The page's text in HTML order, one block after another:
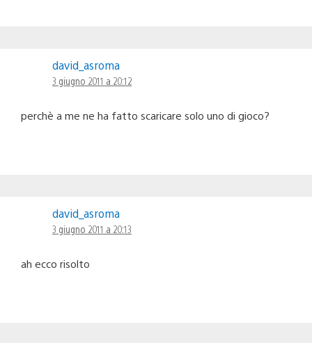
david_asroma
3 giugno 2011 a 20:12
perchè a me ne ha fatto scaricare solo uno di gioco?
david_asroma
3 giugno 2011 a 20:13
ah ecco risolto